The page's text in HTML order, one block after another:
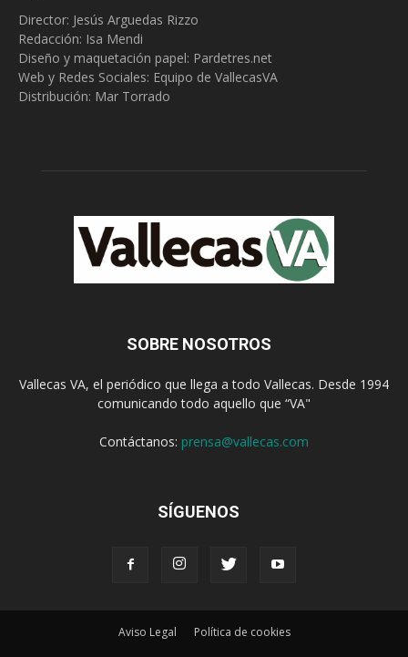
Director: Jesús Arguedas Rizzo
Redacción: Isa Mendi
Diseño y maquetación papel: Pardetres.net
Web y Redes Sociales: Equipo de VallecasVA
Distribución: Mar Torrado
SOBRE NOSOTROS
Vallecas VA, el periódico que llega a todo Vallecas. Desde 1994
comunicando todo aquello que “VA"
Contáctanos: prensa@vallecas.com
SÍGUENOS
Aviso Legal Política de cookies